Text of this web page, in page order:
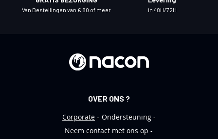
Van Bestellingen van € 80 of meer in 48H/72H
OVER ONS ?
Corporate
Ondersteuning
Neem contact met ons op